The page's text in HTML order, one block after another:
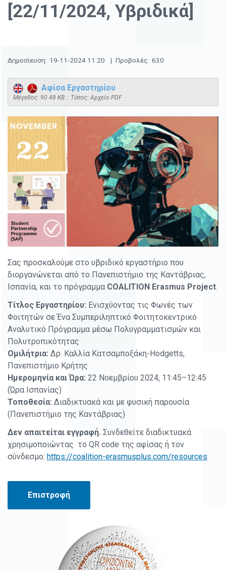
[22/11/2024, Υβριδικά]
Δημοσίευση: 19-11-2024 11:20 | Προβολές: 630
Αφίσα Εργαστηρίου
Mέγεθος: 90.48 KB :: Τύπος: Αρχείο PDF
Σας προσκαλούμε στο υβριδικό εργαστήριο που
διοργανώνεται από το Πανεπιστήμιο της Καντάβριας,
Ισπανία, και το πρόγραμμα COALITION Erasmus Project.
Τίτλος Εργαστηρίου: Ενισχύοντας τις Φωνές των
Φοιτητών σε Ένα Συμπεριληπτικό Φοιτητοκεντρικό
Αναλυτικό Πρόγραμμα μέσω Πολυγραμματισμών και
Πολυτροπικότητας
Ομιλήτρια: Δρ. Καλλία Κατσαμποξάκη-Hodgetts,
Πανεπιστήμιο Κρήτης
Ημερομηνία και Ώρα: 22 Νοεμβρίου 2024, 11:45–12:45
(Ώρα Ισπανίας)
Τοποθεσία: Διαδικτυακά και με φυσική παρουσία
(Πανεπιστήμιο της Καντάβριας)
Δεν απαιτείται εγγραφή. Συνδεθείτε διαδικτυακά
χρησιμοποιώντας το QR code της αφίσας ή τον
σύνδεσμο: https://coalition-erasmusplus.com/resources
Επιστροφή